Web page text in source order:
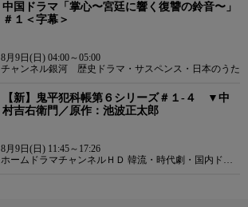
中国ドラマ「掌心〜宮廷に響く復讐の鈴音〜」
＃１＜字幕＞
8月9日(日) 04:00～05:00
チャンネル銀河 歴史ドラマ・サスペンス・日本のうた
【新】鬼平犯科帳第６シリーズ＃１-４ ▼中
村吉右衛門／原作：池波正太郎
8月9日(日) 11:45～17:26
ホームドラマチャンネルＨＤ 韓流・時代劇・国内ドラ